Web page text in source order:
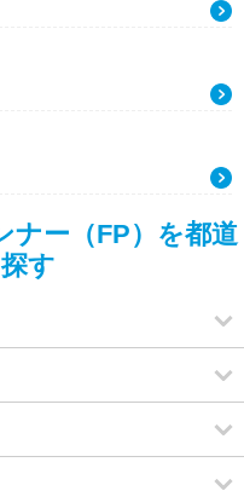
ナー（FP）を都道
す